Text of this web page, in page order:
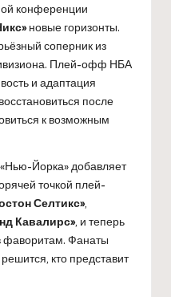
конференции
новые горизонты.
соперник из
Плей-офф НБА
и адаптация
после
к возможным
Йорка» добавляет
точкой плей-
Селтикс»,
Кавалирс», и теперь
фаворитам. Фанаты
кто представит